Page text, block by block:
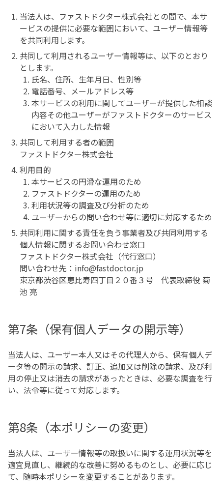
当法人は、ファストドクター株式会社との間で、本サ
ービスの提供に必要な範囲において、ユーザー情報等
を共同利用します。
共同して利用されるユーザー情報等は、以下のとおり
とします。
氏名、住所、生年月日、性別等
電話番号、メールアドレス等
本サービスの利用に関してユーザーが提供した相談
内容その他ユーザーがファストドクターのサービス
において入力した情報
共同して利用する者の範囲
ファストドクター株式会社
利用目的
本サービスの円滑な運用のため
ファストドクターの運用のため
利用状況等の調査及び分析のため
ユーザーからの問い合わせ等に適切に対応するため
共同利用に関する責任を負う事業者及び共同利用する
個人情報に関するお問い合わせ窓口
ファストドクター株式会社（代行窓口）
問い合わせ先：info@fastdoctor.jp
東京都渋谷区恵比寿四丁目２０番３号 代表取締役 菊
池 亮
第7条（保有個人データの開示等）
当法人は、ユーザー本人又はその代理人から、保有個人デ
ータ等の開示の請求、訂正、追加又は削除の請求、及び利
用の停止又は消去の請求があったときは、必要な調査を行
い、法令等に従って対応します。
第8条（本ポリシーの変更）
当法人は、ユーザー情報等の取扱いに関する運用状況等を
適宜見直し、継続的な改善に努めるものとし、必要に応じ
て、随時本ポリシーを変更することがあります。